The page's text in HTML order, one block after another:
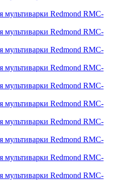
мультиварки Redmond RMC-
мультиварки Redmond RMC-
мультиварки Redmond RMC-
мультиварки Redmond RMC-
мультиварки Redmond RMC-
мультиварки Redmond RMC-
мультиварки Redmond RMC-
мультиварки Redmond RMC-
мультиварки Redmond RMC-
мультиварки Redmond RMC-